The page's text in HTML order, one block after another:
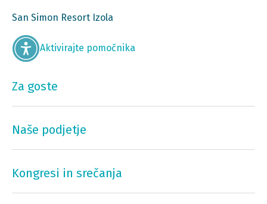
San Simon Resort Izola
Aktivirajte pomočnika
Za goste
Naše podjetje
Kongresi in srečanja